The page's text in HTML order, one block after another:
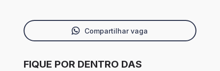
Compartilhar vaga
FIQUE POR DENTRO DAS